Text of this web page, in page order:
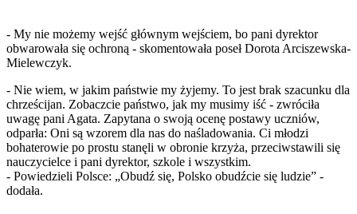
- My nie możemy wejść głównym wejściem, bo pani dyrektor
obwarowała się ochroną - skomentowała poseł Dorota Arciszewska-
Mielewczyk.
- Nie wiem, w jakim państwie my żyjemy. To jest brak szacunku dla
chrześcijan. Zobaczcie państwo, jak my musimy iść - zwróciła
uwagę pani Agata. Zapytana o swoją ocenę postawy uczniów,
odparła: Oni są wzorem dla nas do naśladowania. Ci młodzi
bohaterowie po prostu stanęli w obronie krzyża, przeciwstawili się
nauczycielce i pani dyrektor, szkole i wszystkim.
- Powiedzieli Polsce: „Obudź się, Polsko obudźcie się ludzie” -
dodała.